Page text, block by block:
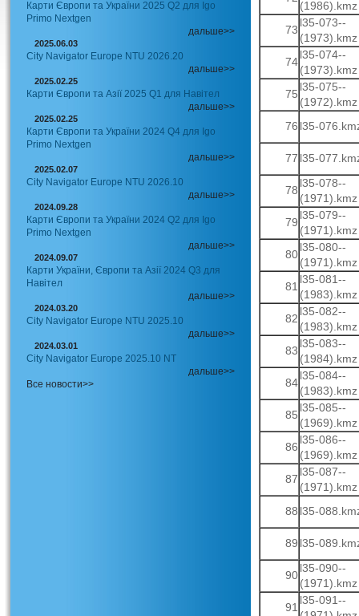
Карти Європи та України 2025 Q2 для Igo
Primo Nextgen
дальше>>
2025.06.03
City Navigator Europe NTU 2026.20
дальше>>
2025.02.25
Карти Європи та Азії 2025 Q1 для Навітел
дальше>>
2025.02.25
Карти Європи та України 2024 Q4 для Igo
Primo Nextgen
дальше>>
2025.02.07
City Navigator Europe NTU 2026.10
дальше>>
2024.09.28
Карти Європи та України 2024 Q2 для Igo
Primo Nextgen
дальше>>
2024.09.07
Карти України, Європи та Азії 2024 Q3 для
Навітел
дальше>>
2024.03.20
City Navigator Europe NTU 2025.10
дальше>>
2024.03.01
City Navigator Europe 2025.10 NT
дальше>>
Все новости>>
(1986).kmz
73
l35-073--
(1973).kmz
74
l35-074--
(1973).kmz
75
l35-075--
(1972).kmz
76 l35-
77 l35-
78
l35-078--
(1971).kmz
79
l35-079--
(1971).kmz
80
l35-080--
(1971).kmz
81
l35-081--
(1983).kmz
82
l35-082--
(1983).kmz
83
l35-083--
(1984).kmz
84
l35-084--
(1983).kmz
85
l35-085--
(1969).kmz
86
l35-086--
(1969).kmz
87
l35-087--
(1971).kmz
88 l35-
89 l35-
90
l35-090--
(1971).kmz
91
l35-091--